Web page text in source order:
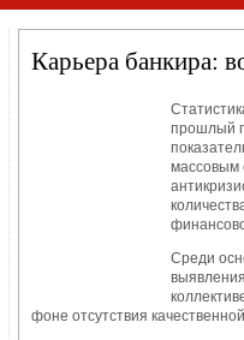
Карьера банкира:
прошлый
массовым
Среди
фоне отсутствия